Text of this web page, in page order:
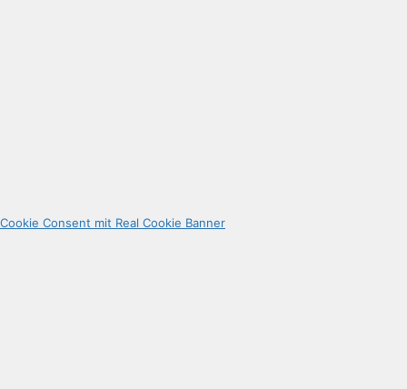
Cookie Consent mit Real Cookie Banner